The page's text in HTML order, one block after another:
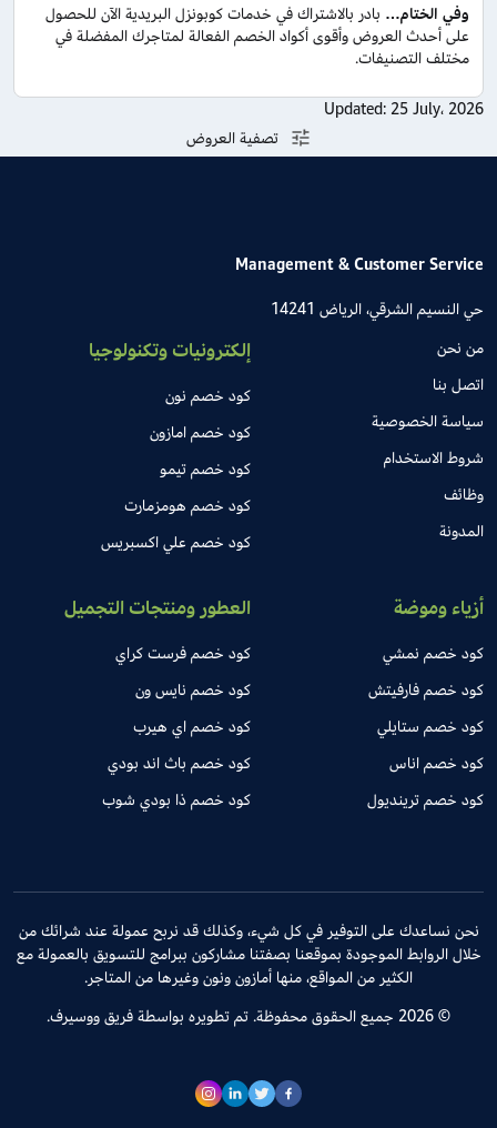
وفي الختام… بادر بالاشتراك في خدمات كوبونزل البريدية الآن للحصول
على أحدث العروض وأقوى أكواد الخصم الفعالة لمتاجرك المفضلة في
مختلف التصنيفات.
Updated: 25 July، 2026
تصفية العروض
Management & Customer Service
حي النسيم الشرقي، الرياض 14241
من نحن
اتصل بنا
سياسة الخصوصية
شروط الاستخدام
وظائف
المدونة
إلكترونيات وتكنولوجيا
كود خصم نون
كود خصم امازون
كود خصم تيمو
كود خصم هومزمارت
كود خصم علي اكسبريس
أزياء وموضة
كود خصم نمشي
كود خصم فارفيتش
كود خصم ستايلي
كود خصم اناس
كود خصم ترينديول
العطور ومنتجات التجميل
كود خصم فرست كراي
كود خصم نايس ون
كود خصم اي هيرب
كود خصم باث اند بودي
كود خصم ذا بودي شوب
نحن نساعدك على التوفير في كل شيء، وكذلك قد نربح عمولة عند شرائك من
خلال الروابط الموجودة بموقعنا بصفتنا مشاركون ببرامج للتسويق بالعمولة مع
الكثير من المواقع، منها أمازون ونون وغيرها من المتاجر.
© 2026 جميع الحقوق محفوظة. تم تطويره بواسطة فريق ووسيرف.